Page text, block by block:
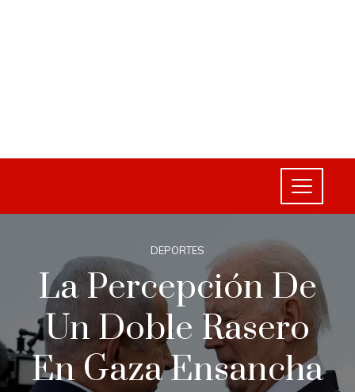
DEPORTES
La Percepción De
Un Doble Rasero
En Gaza Ensancha